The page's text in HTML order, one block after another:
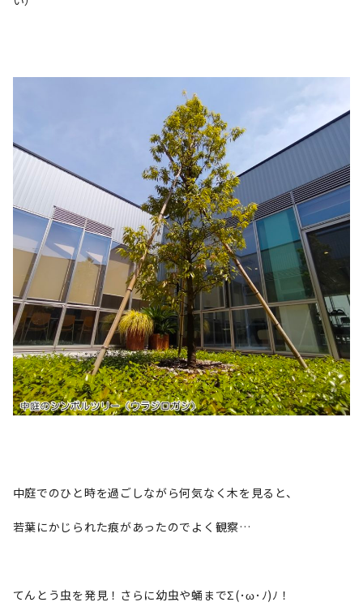
中庭でのひと時を過ごしながら何気なく木を見ると、
若葉にかじられた痕があったのでよく観察…
てんとう虫を発見！さらに幼虫や蛹までΣ(･ω･ﾉ)ﾉ！